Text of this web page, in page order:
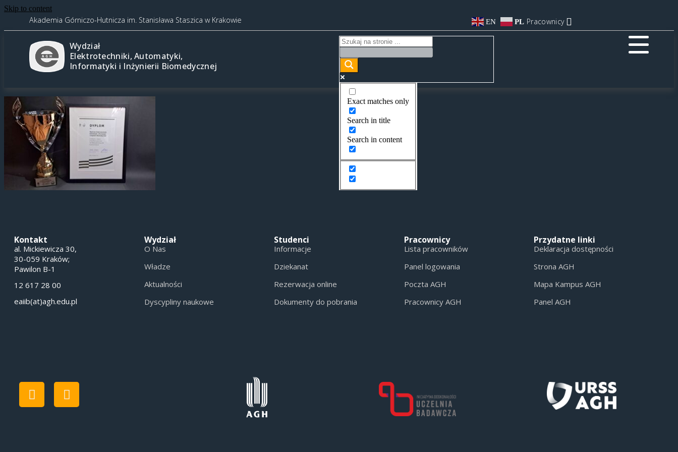
Skip to content
Akademia Górniczo-Hutnicza im. Stanisława Staszica w Krakowie EN PL Pracownicy
Wydział
Elektrotechniki, Automatyki,
Informatyki i Inżynierii Biomedycznej
Exact matches only
Search in title
Search in content
Kontakt
al. Mickiewicza 30,
30-059 Kraków;
Pawilon B-1
12 617 28 00
eaiib(at)agh.edu.pl
Wydział
O Nas
Władze
Aktualności
Dyscypliny naukowe
Studenci
Informacje
Dziekanat
Rezerwacja online
Dokumenty do pobrania
Pracownicy
Lista pracowników
Panel logowania
Poczta AGH
Pracownicy AGH
Przydatne linki
Deklaracja dostępności
Strona AGH
Mapa Kampus AGH
Panel AGH